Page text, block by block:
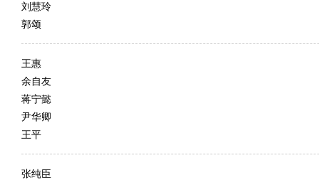
刘慧玲
郭颂
王惠
余自友
蒋宁懿
尹华卿
王平
张纯臣